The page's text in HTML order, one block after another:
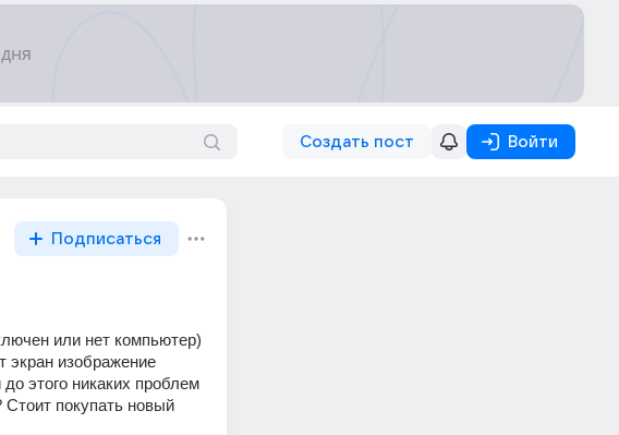
Создать пост Войти
Подписаться
или нет компьютер)
экран изображение
этого никаких проблем
покупать новый